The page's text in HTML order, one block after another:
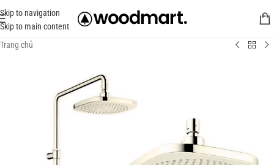
Skip to navigation
Skip to main content
Trang chủ